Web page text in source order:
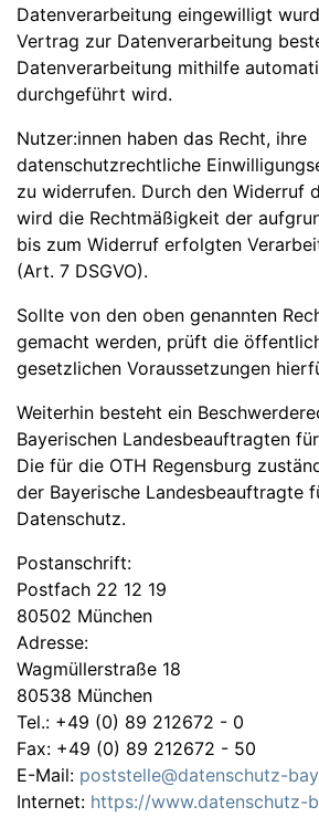
Datenverarbeitung eingewilligt
Vertrag zur Datenverarbeitung
Datenverarbeitung mithilfe
durchgeführt wird.
Nutzer:innen haben das Recht, ihre
datenschutzrechtliche
zu widerrufen. Durch den Widerruf
wird die Rechtmäßigkeit der
bis zum Widerruf erfolgten
(Art. 7 DSGVO).
Sollte von den oben genannten
gemacht werden, prüft die
gesetzlichen Voraussetzungen
Weiterhin besteht ein
Bayerischen Landesbeauftragten
Die für die OTH Regensburg
der Bayerische Landesbeauftragte
Datenschutz.
Postanschrift:
Postfach 22 12 19
80502 München
Adresse:
Wagmüllerstraße 18
80538 München
Tel.: +49 (0) 89 212672 - 0
Fax: +49 (0) 89 212672 - 50
E-Mail: poststelle@datenschutz-
Internet: https://www.datenschutz-